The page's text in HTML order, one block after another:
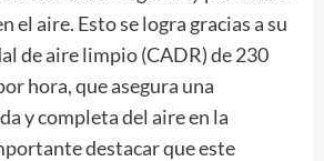
el aire. Esto se logra gracias a su
de aire limpio (CADR) de 230
hora, que asegura una
y completa del aire en la
destacar que este